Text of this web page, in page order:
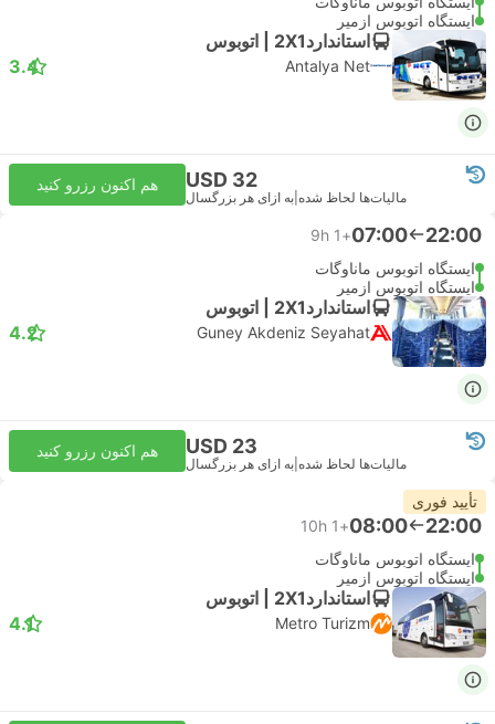
ایستگاه اتوبوس ازمیر
استاندارد2X1 | اتوبوس
Antalya Net
3.4
USD 32
مالیات‌ها لحاظ شده به ازای هر بزرگسال
هم اکنون رزرو کنید
22:00
07:00
+1
9h
ایستگاه اتوبوس ماناوگات
ایستگاه اتوبوس ازمیر
استاندارد2X1 | اتوبوس
Guney Akdeniz Seyahat
4.2
USD 23
مالیات‌ها لحاظ شده به ازای هر بزرگسال
هم اکنون رزرو کنید
تأیید فوری
22:00
08:00
+1
10h
ایستگاه اتوبوس ماناوگات
ایستگاه اتوبوس ازمیر
استاندارد2X1 | اتوبوس
Metro Turizm
4.1